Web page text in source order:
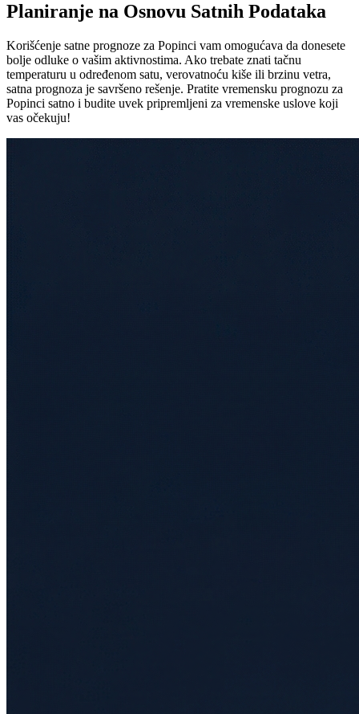
Planiranje na Osnovu Satnih Podataka
Korišćenje satne prognoze za Popinci vam omogućava da donesete
bolje odluke o vašim aktivnostima. Ako trebate znati tačnu
temperaturu u određenom satu, verovatnoću kiše ili brzinu vetra,
satna prognoza je savršeno rešenje. Pratite vremensku prognozu za
Popinci satno i budite uvek pripremljeni za vremenske uslove koji
vas očekuju!